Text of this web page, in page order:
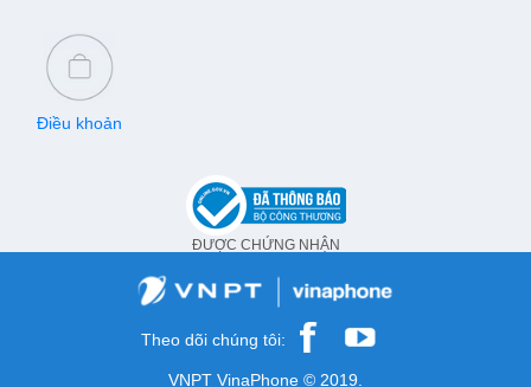
Điều khoản
ĐƯỢC CHỨNG NHẬN
Theo dõi chúng tôi:
VNPT VinaPhone © 2019.